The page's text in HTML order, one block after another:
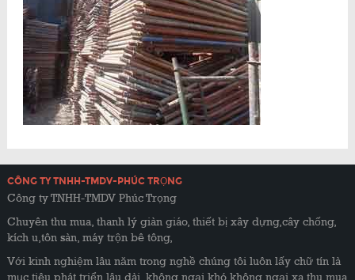
CÔNG TY TNHH-TMDV-PHÚC TRỌNG
Công ty TNHH-TMDV Phúc Trọng
Chuyên thu mua, thanh lý giàn giáo, thiết bị xây dựng,cây chống,
kích u,tôn sàn, máy trộn bê tông,
Với kinh nghiệm lâu năm trong nghề chúng tôi luôn lấy chữ tín là
mục tiêu phát triển lâu dài, không ngại khó,không ngại xa,thu mua